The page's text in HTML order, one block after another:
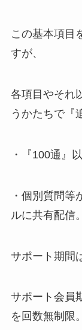
この基本項目
すが、
各項目やそれ
うかたちで『
・『100通』
・個別質問等
ルに共有配信。
サポート期間
サポート会員
を回数無制限。